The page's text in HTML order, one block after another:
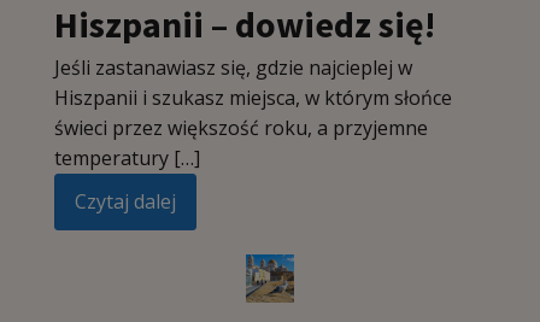
Hiszpanii – dowiedz się!
Jeśli zastanawiasz się, gdzie najcieplej w
Hiszpanii i szukasz miejsca, w którym słońce
świeci przez większość roku, a przyjemne
temperatury […]
Czytaj dalej